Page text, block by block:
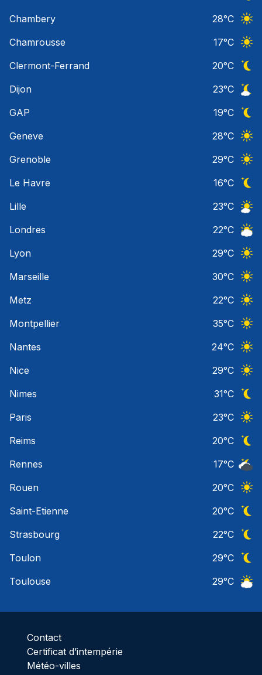
Chambery
28°C
Chamrousse
17°C
Clermont-Ferrand
20°C
Dijon
23°C
GAP
19°C
Geneve
28°C
Grenoble
29°C
Le Havre
16°C
Lille
23°C
Londres
22°C
Lyon
29°C
Marseille
30°C
Metz
22°C
Montpellier
35°C
Nantes
24°C
Nice
29°C
Nimes
31°C
Paris
23°C
Reims
20°C
Rennes
17°C
Rouen
20°C
Saint-Etienne
20°C
Strasbourg
22°C
Toulon
29°C
Toulouse
29°C
Contact
Certificat d’intempérie
Météo-villes